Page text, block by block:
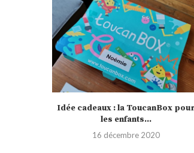
Sélection de calendrier de l’Avent
2020
30 novembre 2020